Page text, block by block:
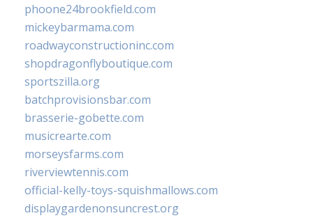
phoone24brookfield.com
mickeybarmama.com
roadwayconstructioninc.com
shopdragonflyboutique.com
sportszilla.org
batchprovisionsbar.com
brasserie-gobette.com
musicrearte.com
morseysfarms.com
riverviewtennis.com
official-kelly-toys-squishmallows.com
displaygardenonsuncrest.org